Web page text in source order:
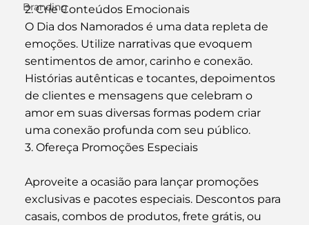
Branding
2. Crie Conteúdos Emocionais
O Dia dos Namorados é uma data repleta de
emoções. Utilize narrativas que evoquem
sentimentos de amor, carinho e conexão.
Histórias autênticas e tocantes, depoimentos
de clientes e mensagens que celebram o
amor em suas diversas formas podem criar
uma conexão profunda com seu público.
3. Ofereça Promoções Especiais
Aproveite a ocasião para lançar promoções
exclusivas e pacotes especiais. Descontos para
casais, combos de produtos, frete grátis, ou